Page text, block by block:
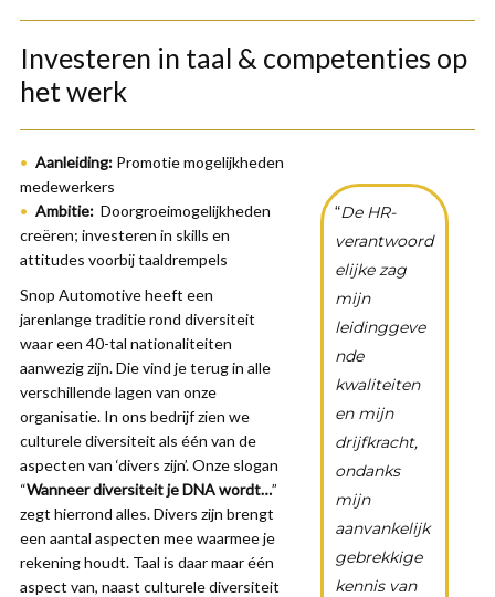
Investeren in taal & competenties op
het werk
“De HR-
verantwoord
elijke zag
mijn
leidinggeve
nde
kwaliteiten
en mijn
drijfkracht,
ondanks
mijn
aanvankelijk
gebrekkige
kennis van
Aanleiding: Promotie mogelijkheden
medewerkers
Ambitie: Doorgroeimogelijkheden
creëren; investeren in skills en
attitudes voorbij taaldrempels
Snop Automotive heeft een
jarenlange traditie rond diversiteit
waar een 40-tal nationaliteiten
aanwezig zijn. Die vind je terug in alle
verschillende lagen van onze
organisatie. In ons bedrijf zien we
culturele diversiteit als één van de
aspecten van ‘divers zijn’. Onze slogan
“Wanneer diversiteit je DNA wordt…”
zegt hierrond alles. Divers zijn brengt
een aantal aspecten mee waarmee je
rekening houdt. Taal is daar maar één
aspect van, naast culturele diversiteit